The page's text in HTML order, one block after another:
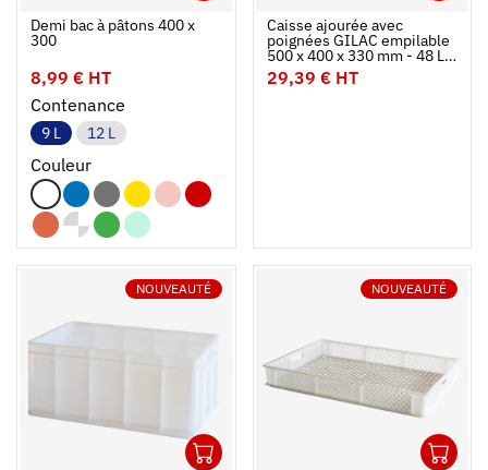
Ajouter au panier
Fermer
Demi bac à pâtons 400 x
300
8,99 € HT
Contenance
9 L 12 L
Couleur
Caisse ajourée avec
poignées GILAC empilable
500 x 400 x 330 mm - 48 L -
gris
29,39 € HT
NOUVEAUTÉ NOUVEAUTÉ